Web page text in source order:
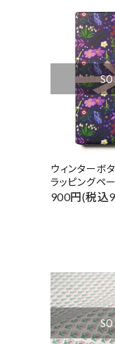
ウィンター
ラッピングペ
900円(税込